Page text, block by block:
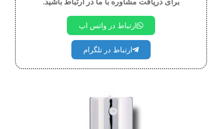
برای دریافت مشاوره با ما در ارتباط باشید.
ارتباط در واتس اپ
ارتباط در تلگرام